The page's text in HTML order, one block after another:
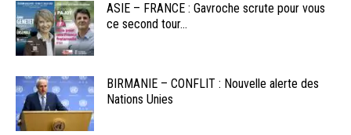
ASIE – FRANCE : Gavroche scrute pour vous
ce second tour...
BIRMANIE – CONFLIT : Nouvelle alerte des
Nations Unies